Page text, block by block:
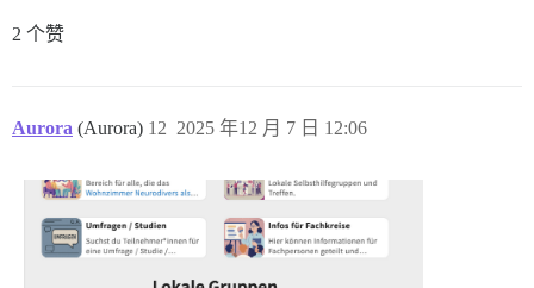
2 个赞
Aurora (Aurora) 2025 年12 月 7 日 12:06
12